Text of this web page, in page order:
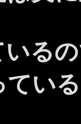
る
てい